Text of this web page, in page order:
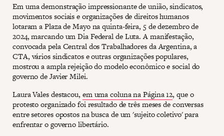
Em uma demonstração impressionante de união, sindicatos,
movimentos sociais e organizações de direitos humanos
lotaram a Plaza de Mayo na quinta-feira, 5 de dezembro de
2024, marcando um Dia Federal de Luta. A manifestação,
convocada pela Central dos Trabalhadores da Argentina, a
CTA, vários sindicatos e outras organizações populares,
mostrou a ampla rejeição do modelo econômico e social do
governo de Javier Milei.
Laura Vales destacou, em uma coluna na Página 12, que o
protesto organizado foi resultado de três meses de conversas
entre setores opostos na busca de um 'sujeito coletivo' para
enfrentar o governo libertário.